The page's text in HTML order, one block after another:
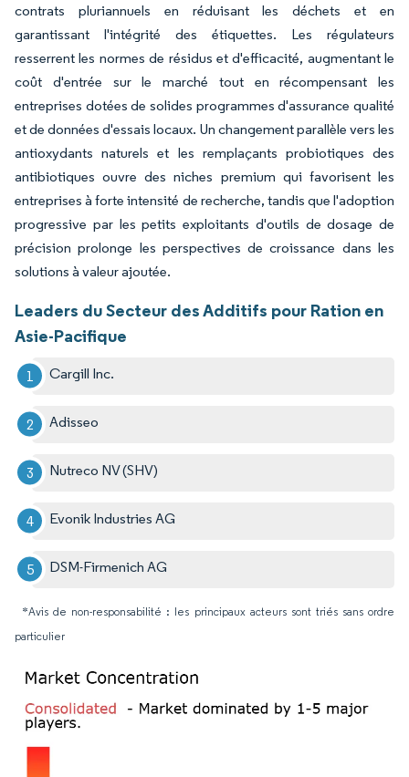
contrats pluriannuels en réduisant les déchets et en
garantissant l'intégrité des étiquettes. Les régulateurs
resserrent les normes de résidus et d'efficacité, augmentant le
coût d'entrée sur le marché tout en récompensant les
entreprises dotées de solides programmes d'assurance qualité
et de données d'essais locaux. Un changement parallèle vers les
antioxydants naturels et les remplaçants probiotiques des
antibiotiques ouvre des niches premium qui favorisent les
entreprises à forte intensité de recherche, tandis que l'adoption
progressive par les petits exploitants d'outils de dosage de
précision prolonge les perspectives de croissance dans les
solutions à valeur ajoutée.
Leaders du Secteur des Additifs pour Ration en
Asie-Pacifique
Cargill Inc.
Adisseo
Nutreco NV (SHV)
Evonik Industries AG
DSM-Firmenich AG
*Avis de non-responsabilité : les principaux acteurs sont triés sans ordre
particulier